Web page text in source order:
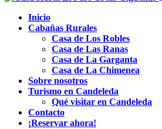
Inicio
Cabañas Rurales
Casa de Los Robles
Casa de Las Ranas
Casa de La Garganta
Casa de La Chimenea
Sobre nosotros
Turismo en Candeleda
Qué visitar en Candeleda
Contacto
¡Reservar ahora!